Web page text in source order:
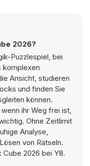
2026?
Puzzlespiel, bei
komplexen
Ansicht, studieren
und finden Sie
können.
ihr Weg frei ist,
Ohne Zeitlimit
Analyse,
von Rätseln.
Cube 2026 bei Y8.